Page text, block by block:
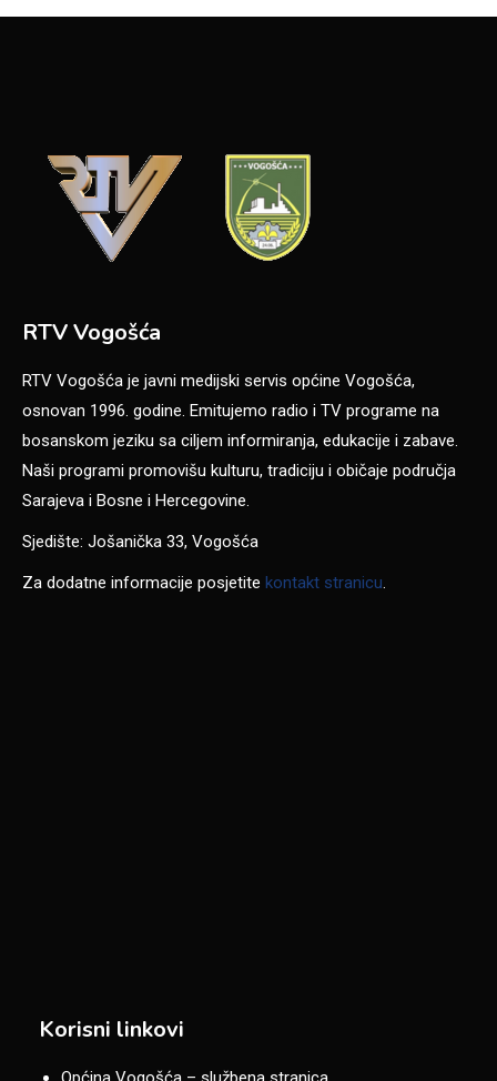
RTV Vogošća
RTV Vogošća je javni medijski servis općine Vogošća,
osnovan 1996. godine. Emitujemo radio i TV programe na
bosanskom jeziku sa ciljem informiranja, edukacije i zabave.
Naši programi promovišu kulturu, tradiciju i običaje područja
Sarajeva i Bosne i Hercegovine.
Sjedište: Jošanička 33, Vogošća
Za dodatne informacije posjetite kontakt stranicu
Korisni linkovi